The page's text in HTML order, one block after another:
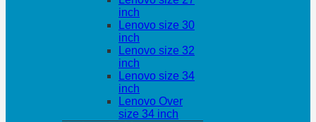
inch
Lenovo size 30
inch
Lenovo size 32
inch
Lenovo size 34
inch
Lenovo Over
size 34 inch